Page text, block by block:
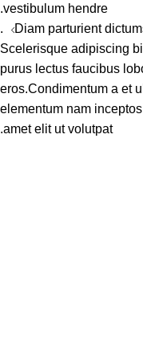
vestibulum hendre.
Diam parturient
Scelerisque adipiscing
purus lectus faucibus
eros.Condimentum a et
elementum nam
amet elit ut volutpat.